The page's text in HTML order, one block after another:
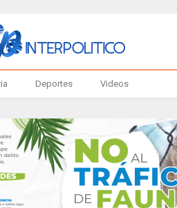
Deportes Videos